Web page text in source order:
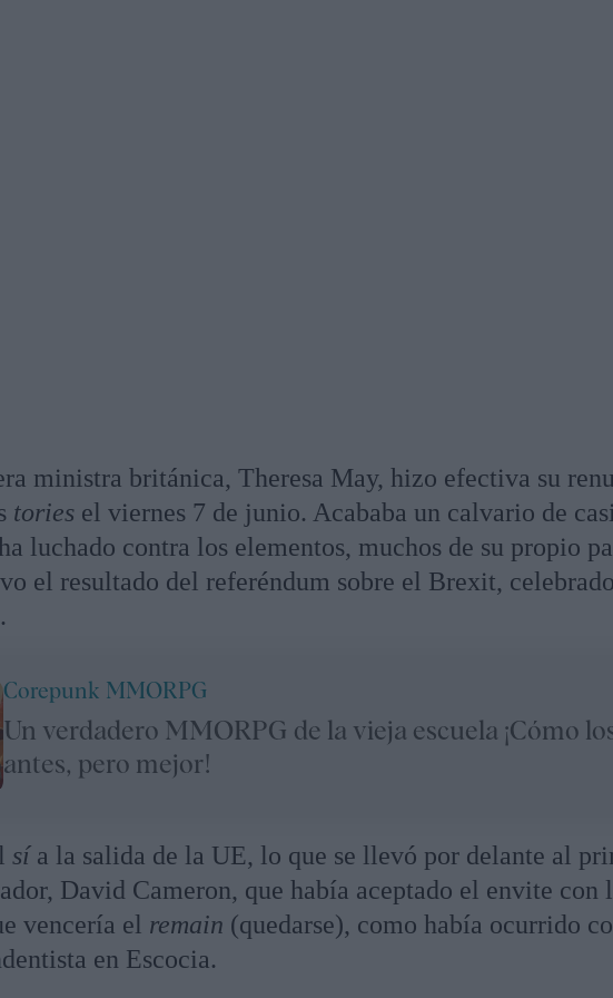
ministra británica, Theresa May, hizo efectiva su
tories el viernes 7 de junio. Acababa un calvario de
luchado contra los elementos, muchos de su propio
el resultado del referéndum sobre el Brexit,
Corepunk MMORPG
Un verdadero MMORPG de la vieja escuela ¡Cómo
antes, pero mejor!
sía la salida de la UE, lo que se llevó por delante al
David Cameron, que había aceptado el envite con
vencería el remain (quedarse), como había ocurrido
en Escocia.